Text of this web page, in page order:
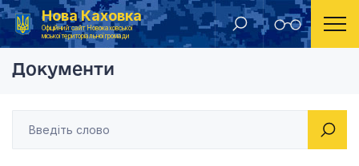
Нова Каховка
Офіційний сайт Новокаховської
міської територіальної громади
Головна Рішення виконавчого комітету Новокаховської
Документи